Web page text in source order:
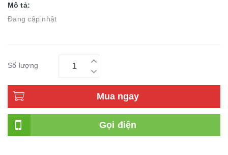
Mô tả:
Đang cập nhật
Số lượng
Mua ngay
Gọi điện